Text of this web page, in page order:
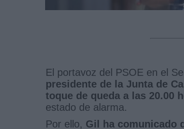
El portavoz del PSOE en el
presidente de la Junta de
toque de queda a las 20.00
estado de alarma.
Por ello, Gil ha comunicado